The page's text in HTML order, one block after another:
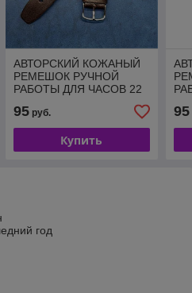
АВТОРСКИЙ КОЖАНЫЙ
РЕМЕШОК РУЧНОЙ
РАБОТЫ ДЛЯ ЧАСОВ 22
95руб.
Купить
95
год